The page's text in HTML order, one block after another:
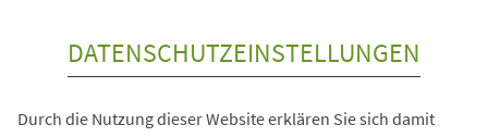
DATENSCHUTZEINSTELLUNGEN
Durch die Nutzung dieser Website erklären Sie sich damit